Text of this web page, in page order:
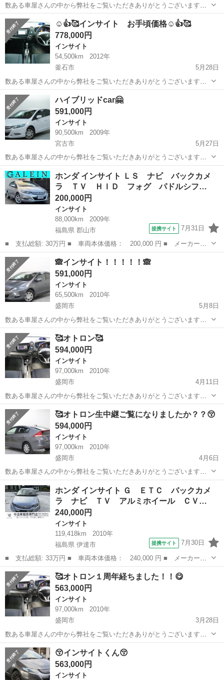
数ある車屋さんの中から弊社をご覧いただきありがとうございます！
オトロン盛岡店と申します✨ 東北3店舗目、オトロン最北端のお店とし
て、2024年4月1日にオープンしました❤️‍🔥 春が過ぎ、夏が待ち遠しい
今...
岩手 インサイト 車両
☺👍🥰インサイト お手頃価格☺👍🥰
778,000円
インサイト
54,500km
2012年
釜石市
5月28日
数ある車屋さんの中から弊社をご覧いただきありがとうございます！
オトロン盛岡店と申します(^^♪ 東北3店舗目、オトロン最北端のお店と
して、2024年4月1日にオープンし1年になります❤️‍🔥 春といえば…お
花...
岩手 インサイト 車両
ハイブリッドcar🤗
591,000円
インサイト
90,500km
2009年
宮古市
5月27日
数ある車屋さんの中から弊社をご覧いただきありがとうございます！
オトロン盛岡店と申します(^^♪ 東北3店舗目、オトロン最北端のお店と
して、2024年4月1日にオープンし1年になります❤️‍🔥 春といえば…お
花...
岩手 宮古市 インサイト 車両
ホンダ インサイト ＬＳ ナビ バックカメ
ラ ＴＶ ＨＩＤ フォグ パドルシフ…
200,000円
インサイト
88,000km
2009年
福島県 郡山市
提携サイト 7月31日
■ 支払総額: 30万円 ■ 車両本体価格： 200,000 円 ■ メーカー
名： ホンダ ■ 車種名： インサイト ■ グレード名： ＬＳ ナ
ビ バックカメラ ＴＶ ＨＩＤ フォグ パドルシフト キーレ
ス 純正ＡＷ オー...
福島 インサイト
🙈インサイト！！！！！🙈
591,000円
インサイト
65,500km
2010年
盛岡市
5月8日
数ある車屋さんの中から弊社をご覧いただきありがとうございます！
オトロン盛岡店と申します(^^♪ 東北3店舗目、オトロン最北端のお店と
して、2024年4月1日にオープンし1年になります❤️‍🔥 春といえば…お
花...
岩手 盛岡市 インサイト
🥰オトロン🥰
594,000円
インサイト
97,000km
2010年
盛岡市
4月11日
数ある車屋さんの中から弊社をご覧いただきありがとうございます！
オトロン盛岡店と申します(^^♪🥰😋 東北3店舗目、オトロン最北端のお
店として、2024年4月1日にオープンし1年になります❤️‍🔥 春といえ
ば…...
岩手 盛岡市 インサイト オトロン
🥰オトロン生中継ご覧になりましたか？？😚
594,000円
インサイト
97,000km
2010年
盛岡市
4月6日
数ある車屋さんの中から弊社をご覧いただきありがとうございます！
オトロン盛岡店と申します(^^♪🥰😋 東北3店舗目、オトロン最北端のお
店として、2024年4月1日にオープンし1年になります❤️‍🔥 春といえ
ば…...
岩手 盛岡市 インサイト ご覧
ホンダ インサイト Ｇ ＥＴＣ バックカメ
ラ ナビ ＴＶ アルミホイール ＣＶ…
240,000円
インサイト
119,418km
2010年
福島県 伊達市
提携サイト 7月30日
■ 支払総額: 33万円 ■ 車両本体価格： 240,000 円 ■ メーカー
名： ホンダ ■ 車種名： インサイト ■ グレード名： Ｇ ＥＴ
Ｃ バックカメラ ナビ ＴＶ アルミホイール ＣＶＴ キーレス
エントリー アイ...
福島 伊達市 インサイト
🥰オトロン１周年経ちました！！😋
563,000円
インサイト
97,000km
2010年
盛岡市
3月28日
数ある車屋さんの中から弊社をご覧いただきありがとうございます！
オトロン盛岡店と申します(^^♪🥰😋 東北3店舗目、オトロン最北端のお
店として、2024年4月1日にオープンし1年になります❤️‍🔥 春といえ
ば…...
岩手 盛岡市 インサイト オトロン
😚インサイトくん😚
563,000円
インサイト